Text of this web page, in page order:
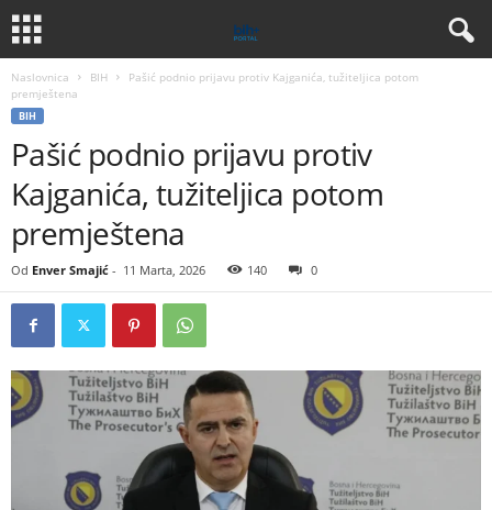
Naslovnica BIH
Pašić podnio prijavu protiv Kajganića, tužiteljica potom
premještena
BIH
Pašić podnio prijavu protiv
Kajganića, tužiteljica potom
premještena
Od Enver Smajić - 11 Marta, 2026 140 0